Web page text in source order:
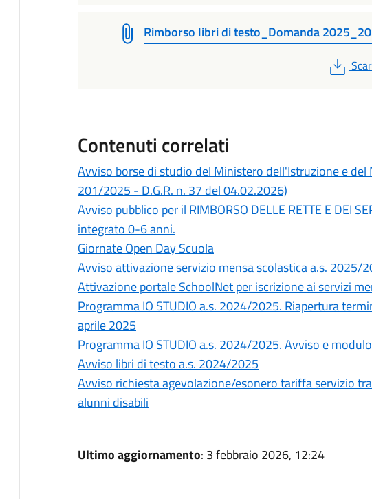
Rimborso libri di testo_Domanda
PDF
Contenuti correlati
Avviso borse di studio del Ministero dell'Istruzione e
201/2025 - D.G.R. n. 37 del 04.02.2026)
Avviso pubblico per il RIMBORSO DELLE RETTE E DEI
integrato 0-6 anni.
Giornate Open Day Scuola
Avviso attivazione servizio mensa scolastica a.s. 2025/
Attivazione portale SchoolNet per iscrizione ai servizi
Programma IO STUDIO a.s. 2024/2025. Riapertura
aprile 2025
Programma IO STUDIO a.s. 2024/2025. Avviso e
Avviso libri di testo a.s. 2024/2025
Avviso richiesta agevolazione/esonero tariffa servizio
alunni disabili
Ultimo aggiornamento: 3 febbraio 2026, 12:24